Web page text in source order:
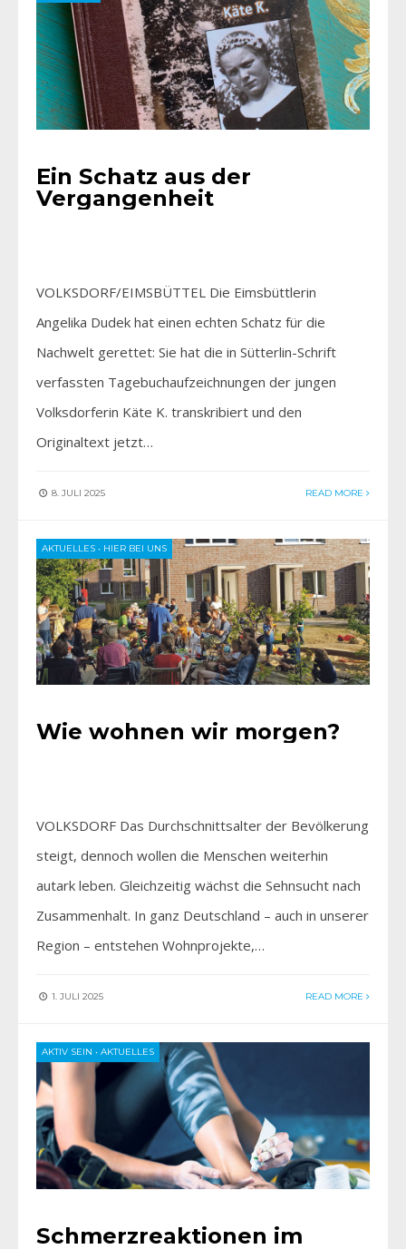
Ein Schatz aus der
Vergangenheit
VOLKSDORF/EIMSBÜTTEL Die Eimsbüttlerin
Angelika Dudek hat einen echten Schatz für die
Nachwelt gerettet: Sie hat die in Sütterlin-Schrift
verfassten Tagebuchaufzeichnungen der jungen
Volksdorferin Käte K. transkribiert und den
Originaltext jetzt…
8. JULI 2025 READ MORE
AKTUELLES • HIER BEI UNS
Wie wohnen wir morgen?
VOLKSDORF Das Durchschnittsalter der Bevölkerung
steigt, dennoch wollen die Menschen weiterhin
autark leben. Gleichzeitig wächst die Sehnsucht nach
Zusammenhalt. In ganz Deutschland – auch in unserer
Region – entstehen Wohnprojekte,…
1. JULI 2025 READ MORE
AKTIV SEIN • AKTUELLES
Schmerzreaktionen im